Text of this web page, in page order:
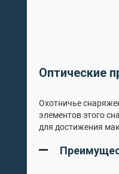
Оптические
Охотничье
элементов этого
для достижения